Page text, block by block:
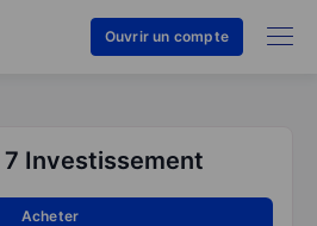
Ouvrir un compte
7 Investissement
Acheter